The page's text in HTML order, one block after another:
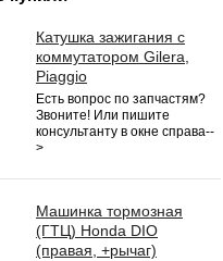
Катушка зажигания с
коммутатором Gilera,
Piaggio
Есть вопрос по запчастям?
Звоните! Или пишите
консультанту в окне справа--
>
Машинка тормозная
(ГТЦ) Honda DIO
(правая, +рычаг)